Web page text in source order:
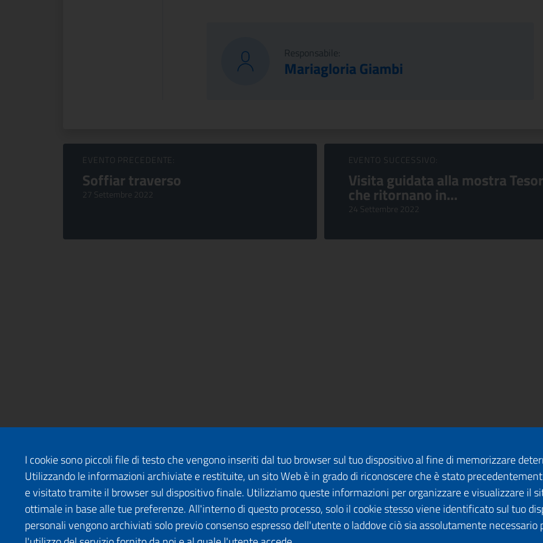
Responsabile:
Mariagloria Giambi
Sfoglia Eventi
EVENTO PRECEDENTE:
Soffiar traverso
27 Settembre 2022
EVENTO SUCCESSIVO:
Visita guidata alla mostra
che ritornano in...
24 Settembre 2022
I cookie sono piccoli file di testo che vengono inseriti dal tuo browser sul tuo dispositivo al fine di memorizzare
Utilizzando le informazioni archiviate e restituite, un sito Web è in grado di riconoscere che è stato
e visitato tramite il browser sul dispositivo finale. Utilizziamo queste informazioni per organizzare e visualizzare il
ottimale in base alle tue preferenze. All'interno di questo processo, solo il cookie stesso viene identificato sul tuo
personali vengono archiviati solo previo consenso espresso dell'utente o laddove ciò sia assolutamente necessario